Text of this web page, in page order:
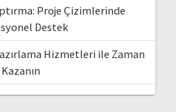
Proje Çizimlerinde
Destek
Hizmetleri ile Zaman
Kazanın